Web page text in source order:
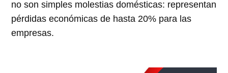
no son simples molestias domésticas: representan
pérdidas económicas de hasta 20% para las
empresas.